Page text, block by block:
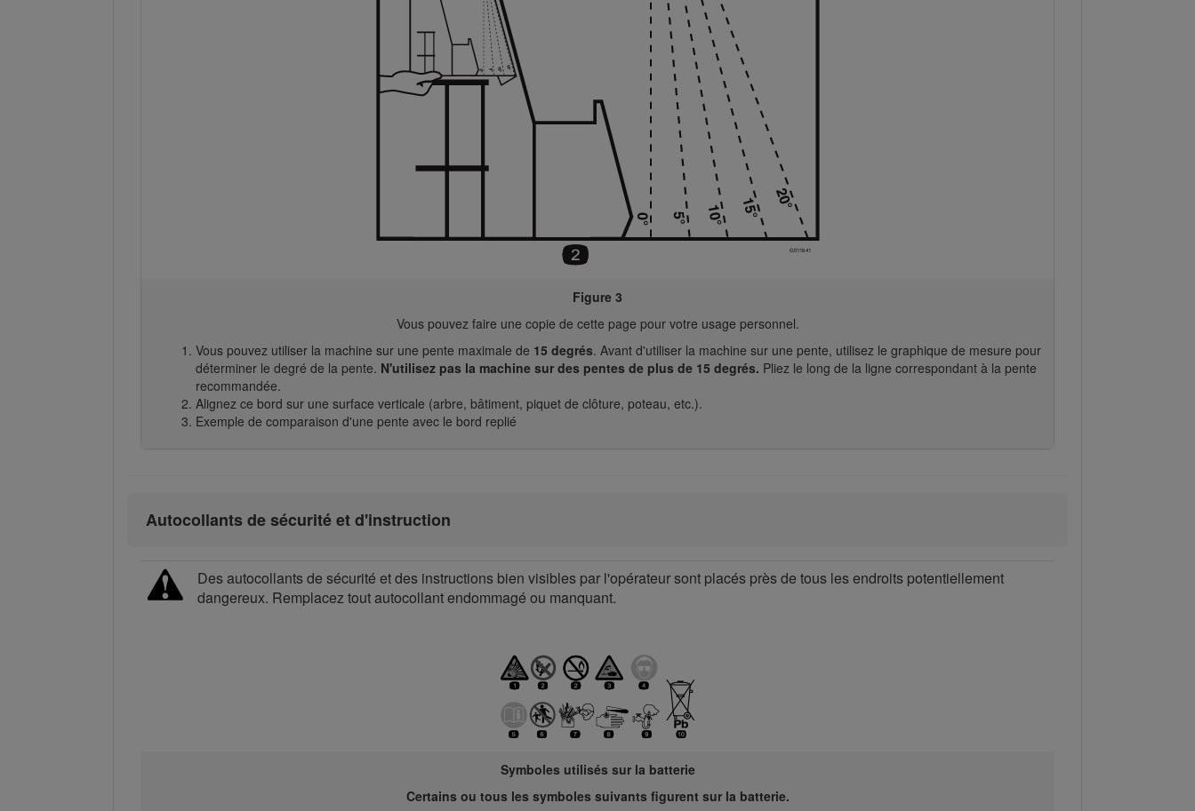
Figure 3
Vous pouvez faire une copie de cette page pour votre usage personnel.
Vous pouvez utiliser la machine sur une pente maximale de 15 degrés. Avant d'utiliser la machine sur une pente, utilisez le graphique de mesure pour
déterminer le degré de la pente. N'utilisez pas la machine sur des pentes de plus de 15 degrés. Pliez le long de la ligne correspondant à la pente
recommandée.
Alignez ce bord sur une surface verticale (arbre, bâtiment, piquet de clôture, poteau, etc.).
Exemple de comparaison d'une pente avec le bord replié
Autocollants de sécurité et d'instruction
Des autocollants de sécurité et des instructions bien visibles par l'opérateur sont placés près de tous les endroits potentiellement
dangereux. Remplacez tout autocollant endommagé ou manquant.
Symboles utilisés sur la batterie
Certains ou tous les symboles suivants figurent sur la batterie.